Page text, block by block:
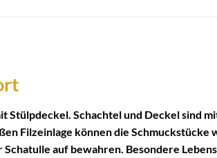
Stülpdeckel. Schachtel und Deckel sind
Filzeinlage können die Schmuckstücke
auf bewahren. Besondere